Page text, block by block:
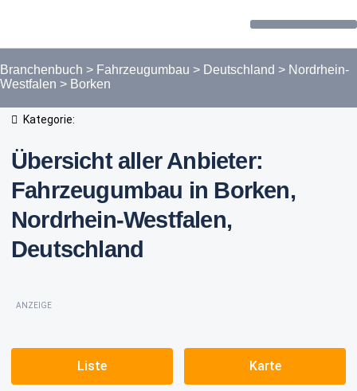
Branchenbuch > Fahrzeugumbau > Deutschland > Nordrhein-
Westfalen > Borken
Kategorie:
Übersicht aller Anbieter:
Fahrzeugumbau in Borken,
Nordrhein-Westfalen,
Deutschland
ANZEIGE
Liste Karte